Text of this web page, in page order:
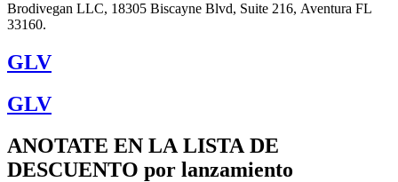
Brodivegan LLC, 18305 Biscayne Blvd, Suite 216, Aventura FL
33160.
GLV
GLV
ANOTATE EN LA LISTA DE
DESCUENTO por lanzamiento